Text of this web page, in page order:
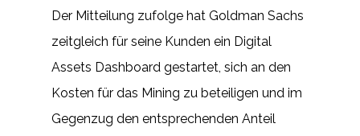
Der Mitteilung zufolge hat Goldman Sachs
zeitgleich für seine Kunden ein Digital
Assets Dashboard gestartet, sich an den
Kosten für das Mining zu beteiligen und im
Gegenzug den entsprechenden Anteil